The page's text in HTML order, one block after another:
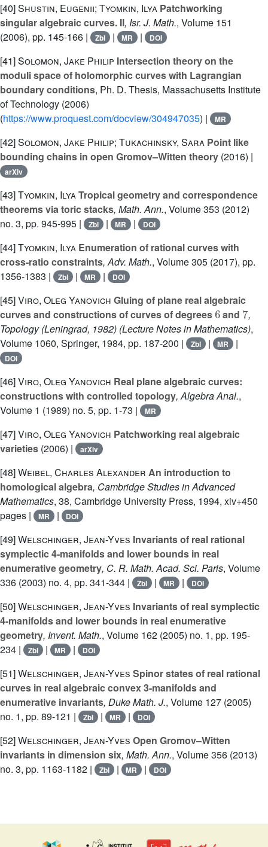
[40]Shustin, Eugenii; Tyomkin, Ilya Patchworking
singular algebraic curves. II, Isr. J. Math., Volume 151
(2006), pp. 145-166 |
Zbl | MR | DOI
[41]Solomon, Jake Philip Intersection theory on the
moduli space of holomorphic curves with Lagrangian
boundary conditions, Ph. D. Thesis, Massachusetts Institute
of Technology (2006)
(https://www.proquest.com/docview/304947035) | MR
[42]Solomon, Jake Philip; Tukachinsky, Sara Point like
bounding chains in open Gromov–Witten theory (2016) |
arXiv
[43]Tyomkin, IlyaTropical geometry and correspondence
theorems via toric stacks, Math. Ann., Volume 353 (2012)
no. 3, pp. 945-995 |
Zbl | MR | DOI
[44]Tyomkin, Ilya Enumeration of rational curves with
cross-ratio constraints, Adv. Math., Volume 305 (2017), pp.
1356-1383 |
Zbl | MR | DOI
[45]Viro, Oleg Yanovich Gluing of plane real algebraic
curves and constructions of curves of degrees
6
and
7
,
Topology (Leningrad, 1982) (Lecture Notes in Mathematics),
Volume 1060, Springer, 1984, pp. 187-200 | Zbl | MR |
DOI
[46]Viro, Oleg Yanovich Real plane algebraic curves:
constructions with controlled topology, Algebra Anal.,
Volume 1 (1989) no. 5, pp. 1-73 | MR
[47]Viro, Oleg Yanovich Patchworking real algebraic
varieties (2006) | arXiv
[48]Weibel, Charles Alexander An introduction to
homological algebra, Cambridge Studies in Advanced
Mathematics, 38, Cambridge University Press, 1994, xiv+450
pages |
MR | DOI
[49]Welschinger, Jean-Yves Invariants of real rational
symplectic 4-manifolds and lower bounds in real
enumerative geometry, C. R. Math. Acad. Sci. Paris, Volume
336 (2003) no. 4, pp. 341-344 | Zbl | MR | DOI
[50]Welschinger, Jean-Yves Invariants of real symplectic
4-manifolds and lower bounds in real enumerative
geometry, Invent. Math., Volume 162 (2005) no. 1, pp. 195-
234 |
Zbl | MR | DOI
[51]Welschinger, Jean-Yves Spinor states of real rational
curves in real algebraic convex 3-manifolds and
enumerative invariants, Duke Math. J., Volume 127 (2005)
no. 1, pp. 89-121 |
Zbl | MR | DOI
[52]Welschinger, Jean-Yves Open Gromov–Witten
invariants in dimension six, Math. Ann., Volume 356 (2013)
no. 3, pp. 1163-1182 |
Zbl | MR | DOI